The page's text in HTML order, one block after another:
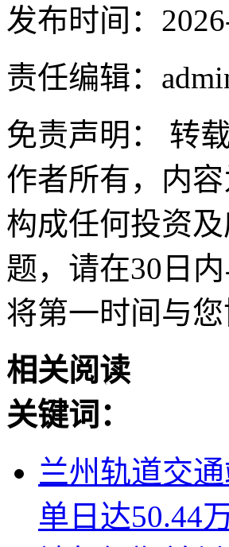
发布时间：
责任编辑：
免责声明： 转
作者所有，内
构成任何投资
题，请在30日
将第一时间与
相关阅读
关键词：
兰州轨道交
单日达50.44